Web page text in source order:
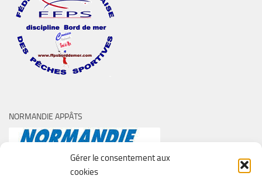
Gérer le consentement aux
cookies
NORMANDIE APPÂTS